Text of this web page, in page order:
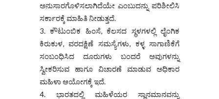
ಅನುಸಾರಗೊಳಿಸಲಾಗಿದೆಯೇ ಎಂಬುದನ್ನು ಪರಿಶೀಲಿಸಿ
ಸರ್ಕಾರಕ್ಕೆ ಮಾಹಿತಿ ನೀಡುತ್ತದೆ.
ಕೌಟುಂಬಿಕ ಹಿಂಸೆ, ಕೆಲಸದ ಸ್ಥಳಗಳಲ್ಲಿ ಲೈಂಗಿಕ
ಕಿರುಕುಳ, ವರದಕ್ಷಿಣೆ ಸಮಸ್ಯೆಗಳು, ಕಳ್ಳ ಸಾಗಾಣಿಕೆಗೆ
ಸಂಬಂಧಿಸಿದ ದೂರುಗಳು ಬಂದರೆ ಅವುಗಳನ್ನು
ಸ್ವೀಕರಿಸುವ ಹಾಗೂ ವಿಚಾರಣೆ ಮಾಡುವ ಅಧಿಕಾರ
ಮಹಿಳಾ ಆಯೋಗಕ್ಕೆ ಇದೆ.
ಭಾರತದಲ್ಲಿ ಮಹಿಳೆಯರ ಸ್ಥಾನಮಾನವನ್ನು